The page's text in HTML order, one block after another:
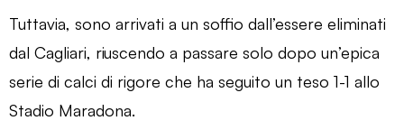
Tuttavia, sono arrivati ​​​​a un soffio dall’essere eliminati
dal Cagliari, riuscendo a passare solo dopo un’epica
serie di calci di rigore che ha seguito un teso 1-1 allo
Stadio Maradona.